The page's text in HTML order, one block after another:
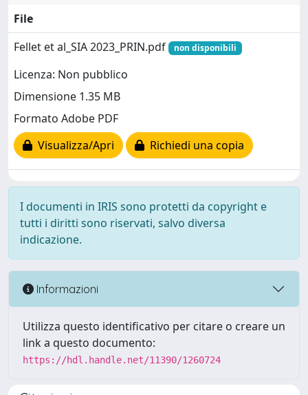
File
Fellet et al_SIA 2023_PRIN.pdf
non disponibili
Licenza: Non pubblico
Dimensione 1.35 MB
Formato Adobe PDF
Visualizza/Apri
Richiedi una copia
I documenti in IRIS sono protetti da copyright e
tutti i diritti sono riservati, salvo diversa
indicazione.
Informazioni
Utilizza questo identificativo per citare o creare un
link a questo documento:
https://hdl.handle.net/11390/1260724